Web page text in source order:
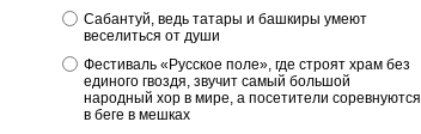
Сабантуй, ведь татары и башкиры умеют
веселиться от души
Фестиваль «Русское поле», где строят храм без
единого гвоздя, звучит самый большой
народный хор в мире, а посетители соревнуются
в беге в мешках